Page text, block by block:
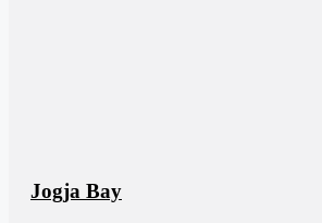
Jogja Bay